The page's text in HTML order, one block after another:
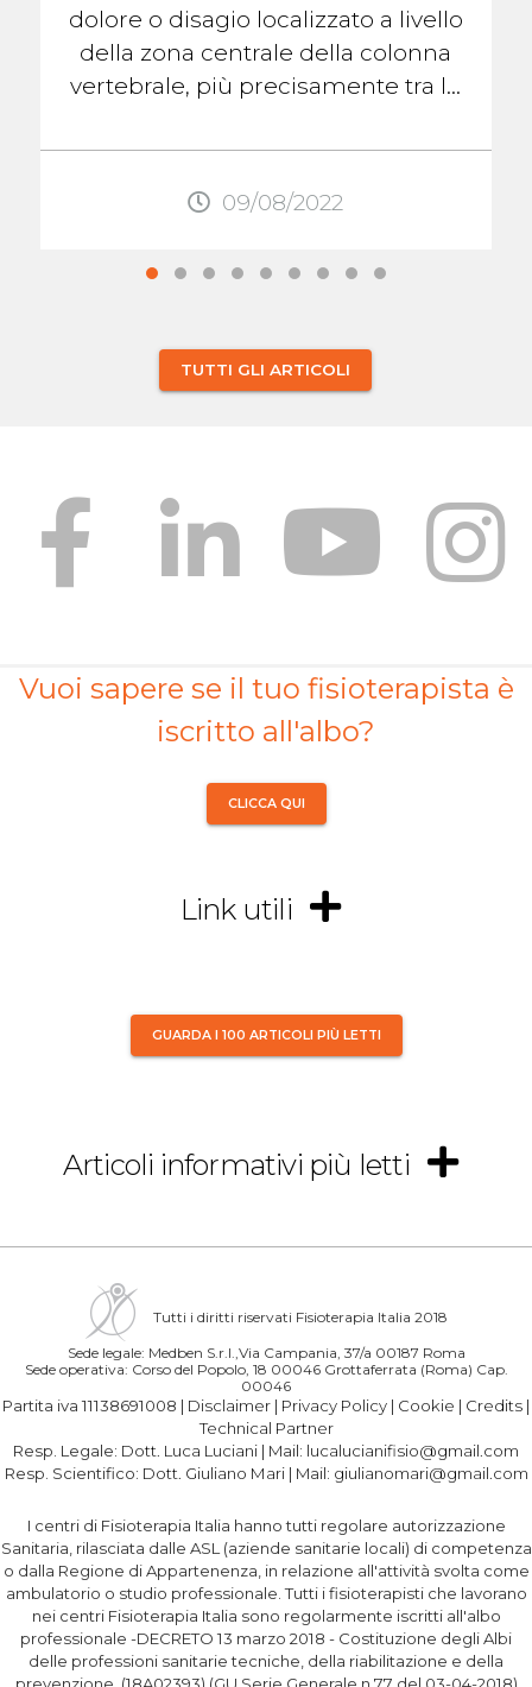
dolore o disagio localizzato a livello
della zona centrale della colonna
vertebrale, più precisamente tra le
quello ...
09/08/2022
TUTTI GLI ARTICOLI
Vuoi sapere se il tuo fisioterapista è
iscritto all'albo?
CLICCA QUI
Link utili
GUARDA I 100 ARTICOLI PIÙ LETTI
Articoli informativi più letti
Tutti i diritti riservati Fisioterapia Italia 2018
Sede legale: Medben S.r.l.,Via Campania, 37/a 00187 Roma
Sede operativa: Corso del Popolo, 18 00046 Grottaferrata (Roma) Cap.
00046
Partita iva 11138691008 | Disclaimer | Privacy Policy | Cookie | Credits |
Technical Partner
Resp. Legale: Dott. Luca Luciani | Mail: lucalucianifisio@gmail.com
Resp. Scientifico: Dott. Giuliano Mari| Mail: giulianomari@gmail.com
I centri di Fisioterapia Italia hanno tutti regolare autorizzazione
Sanitaria, rilasciata dalle ASL (aziende sanitarie locali) di competenza
o dalla Regione di Appartenenza, in relazione all'attività svolta come
ambulatorio o studio professionale. Tutti i fisioterapisti che lavorano
nei centri Fisioterapia Italia sono regolarmente iscritti all'albo
professionale -DECRETO 13 marzo 2018 - Costituzione degli Albi
delle professioni sanitarie tecniche, della riabilitazione e della
prevenzione. (18A02393) (GU Serie Generale n.77 del 03-04-2018)